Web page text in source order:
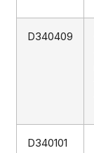
D340409
D340101